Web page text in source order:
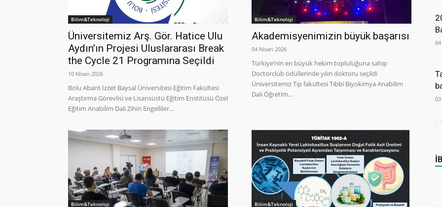
Bilim&Teknoloji
Üniversitemiz Arş. Gör. Hatice Ulu
Aydın’ın Projesi Uluslararası Break
the Cycle 21 Programına Seçildi
10 Nisan 2026
Bolu Abant İzzet Baysal Üniversitesi Eğitim Fakültesi
Araştırma Görevlisi ve Lisansüstü Eğitim Enstitüsü Özel
Eğitim Anabilim Dalı Zihin Engelliler...
Bilim&Teknoloji
Akademisyenimizin büyük başarısı
04 Nisan 2026
Türkiye’nin en büyük hekim topluluğuna sahip
Doctorclub ödüllerinde yılın doktoru seçildi
Üniversitemiz Tıp fakültesi Tıbbi Biyokimya Anabilim
Dalı Öğretim...
Bilim&Teknoloji Bilim&Teknoloji